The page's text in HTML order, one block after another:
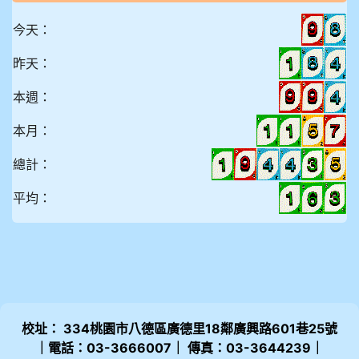
今天：
昨天：
本週：
本月：
總計：
平均：
校址： 334桃園市八德區廣德里18鄰廣興路601巷25號
｜電話：03-3666007｜ 傳真：03-3644239｜